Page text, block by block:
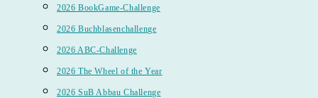
2026 BookGame-Challenge
2026 Buchblasenchallenge
2026 ABC-Challenge
2026 The Wheel of the Year
2026 SuB Abbau Challenge